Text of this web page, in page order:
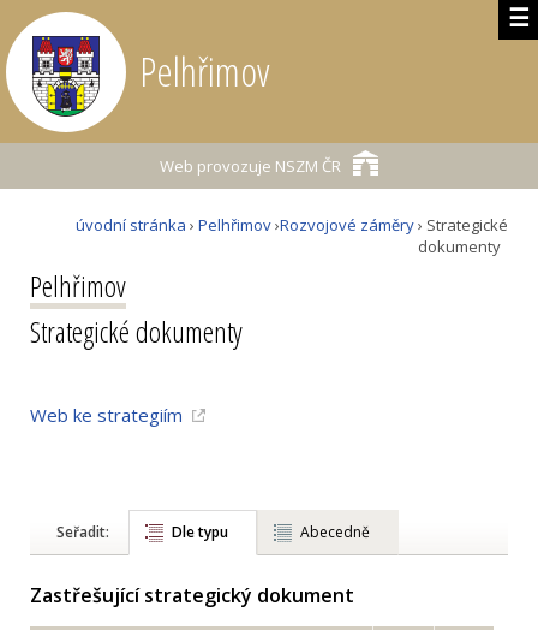
☰
Pelhřimov
Web provozuje NSZM ČR
úvodní stránka › Pelhřimov›Rozvojové záměry› Strategické
dokumenty
Pelhřimov
Strategické dokumenty
Web ke strategiím
Seřadit: Dle typu Abecedně
Zastřešující strategický dokument